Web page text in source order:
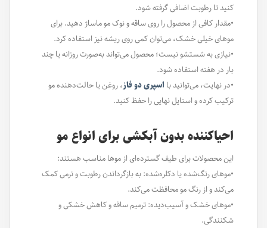
کنید تا رطوبت اضافی گرفته شود.
•مقدار کافی از محصول را روی ساقه و نوک مو ماساژ دهید. برای
موهای خیلی خشک، می‌توان کمی روی ریشه نیز استفاده کرد.
•نیازی به شستشو نیست؛ محصول می‌تواند به‌صورت روزانه یا چند
بار در هفته استفاده شود.
•در نهایت، می‌توانید بااسپری دو فاز، روغن یا حالت‌دهنده مو
ترکیب کرده و استایل نهایی را حفظ کنید.
احیاکننده بدون آبکشی برای انواع مو
این محصولات برای طیف گسترده‌ای از موها مناسب هستند:
•موهای رنگ‌شده یا دکلره‌شده: به بازگرداندن رطوبت و نرمی کمک
می‌کند و از رنگ مو محافظت می‌کند.
•موهای خشک و آسیب‌دیده: ترمیم ساقه و کاهش خشکی و
شکنندگی.